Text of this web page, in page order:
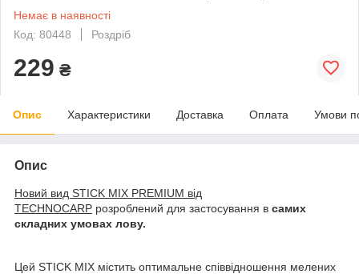
Немає в наявності
Код: 80448
Роздріб
229 ₴
Опис Характеристики Доставка Оплата Умови
Опис
Новий вид STICK MIX PREMIUM від
TECHNOCARP розроблений для застосування в самих
складних умовах лову.
Цей STICK MIX містить оптимальне співвідношення мелених